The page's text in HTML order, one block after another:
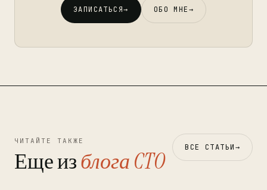
ЗАПИСАТЬСЯ→ ОБО МНЕ→
ЧИТАЙТЕ ТАКЖЕ
Еще изблога CTO ВСЕ СТАТЬИ→